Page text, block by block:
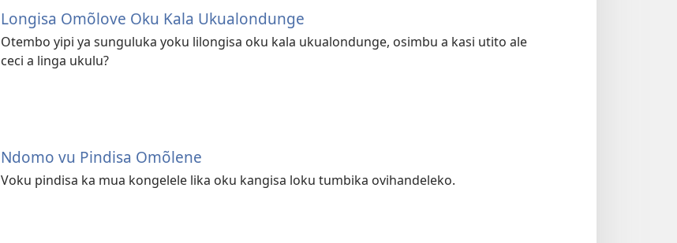
Longisa Omõlove Oku Kala Ukualondunge
Otembo yipi ya sunguluka yoku lilongisa oku kala ukualondunge, osimbu a kasi utito ale
ceci a linga ukulu?
Ndomo vu Pindisa Omõlene
Voku pindisa ka mua kongelele lika oku kangisa loku tumbika ovihandeleko.